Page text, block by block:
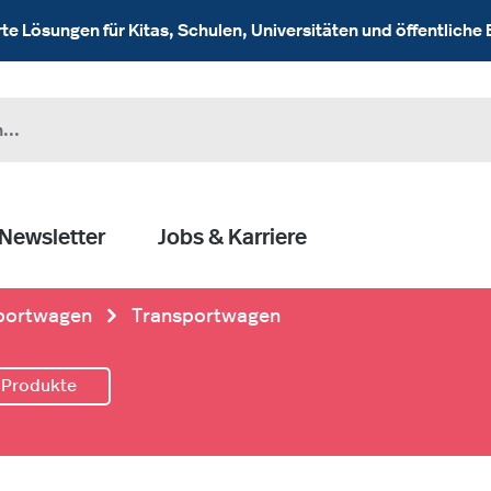
Lösungen für Kitas, Schulen, Universitäten und öffentliche
Newsletter Jobs & Karriere
Transportwagen